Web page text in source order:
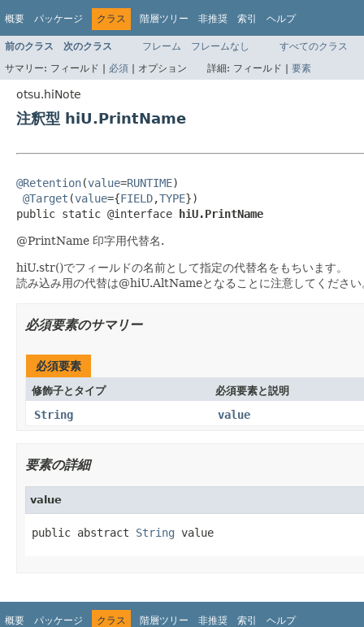
概要 パッケージ クラス 階層ツリー 非推奨 索引 ヘルプ
前のクラス 次のクラス フレーム フレームなし
すべてのクラス
サマリー: フィールド | 必須 | オプション 詳細: フィールド | 要素
otsu.hiNote
注釈型 hiU.PrintName
@Retention(value=RUNTIME)
@Target (value={FIELD,TYPE})
public static @interface hiU.PrintName
@PrintName 印字用代替名.
hiU.str()でフィールドの名前として指定の代替名をもちいます。
読み込み用の代替は@hiU.AltNameとなることに注意してください
必須要素のサマリー
必須要素
修飾子とタイプ 必須要素と説明
String value
要素の詳細
value
public abstract String value
概要 パッケージ クラス 階層ツリー 非推奨 索引 ヘルプ